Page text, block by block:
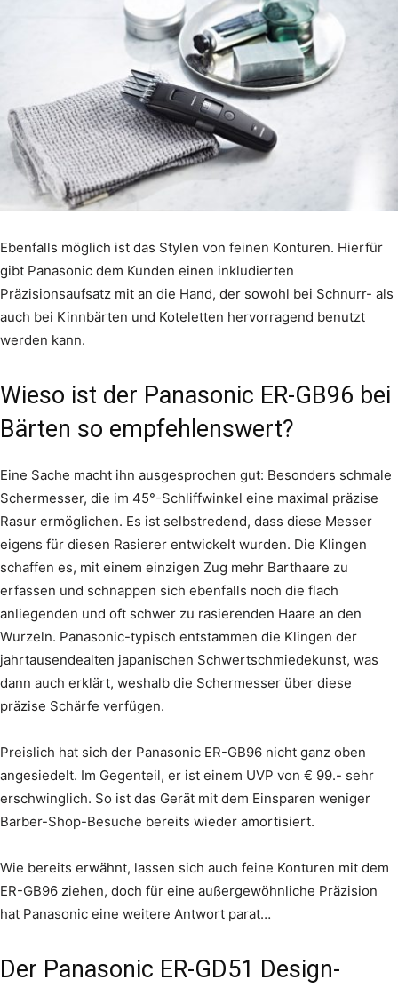
Ebenfalls möglich ist das Stylen von feinen Konturen. Hierfür
gibt Panasonic dem Kunden einen inkludierten
Präzisionsaufsatz mit an die Hand, der sowohl bei Schnurr- als
auch bei Kinnbärten und Koteletten hervorragend benutzt
werden kann.
Wieso ist der Panasonic ER-GB96 bei
Bärten so empfehlenswert?
Eine Sache macht ihn ausgesprochen gut: Besonders schmale
Schermesser, die im 45°-Schliffwinkel eine maximal präzise
Rasur ermöglichen. Es ist selbstredend, dass diese Messer
eigens für diesen Rasierer entwickelt wurden. Die Klingen
schaffen es, mit einem einzigen Zug mehr Barthaare zu
erfassen und schnappen sich ebenfalls noch die flach
anliegenden und oft schwer zu rasierenden Haare an den
Wurzeln. Panasonic-typisch entstammen die Klingen der
jahrtausendealten japanischen Schwertschmiedekunst, was
dann auch erklärt, weshalb die Schermesser über diese
präzise Schärfe verfügen.
Preislich hat sich der Panasonic ER-GB96 nicht ganz oben
angesiedelt. Im Gegenteil, er ist einem UVP von € 99.- sehr
erschwinglich. So ist das Gerät mit dem Einsparen weniger
Barber-Shop-Besuche bereits wieder amortisiert.
Wie bereits erwähnt, lassen sich auch feine Konturen mit dem
ER-GB96 ziehen, doch für eine außergewöhnliche Präzision
hat Panasonic eine weitere Antwort parat…
Der Panasonic ER-GD51 Design-